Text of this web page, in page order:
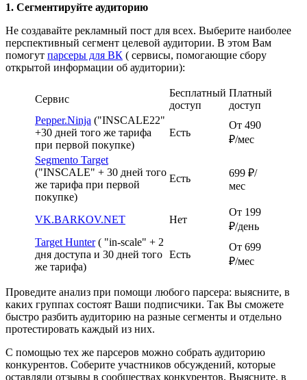
1. Сегментируйте аудиторию
Не создавайте рекламный пост для всех. Выберите наиболее
перспективный сегмент целевой аудитории. В этом Вам
помогут парсеры для ВК ( сервисы, помогающие сбору
открытой информации об аудитории):
Сервис
Бесплатный
доступ
Платный
доступ
Pepper.Ninja ("INSCALE22"
+30 дней того же тарифа
при первой покупке)
Есть
От 490
₽/мес
Segmento Target
("INSCALE" + 30 дней того
же тарифа при первой
покупке)
Есть
699 ₽/
мес
VK.BARKOV.NET Нет
От 199
₽/день
Target Hunter( "in-scale" + 2
дня доступа и 30 дней того
же тарифа)
Есть
От 699
₽/мес
Проведите анализ при помощи любого парсера: выясните, в
каких группах состоят Ваши подписчики. Так Вы сможете
быстро разбить аудиторию на разные сегменты и отдельно
протестировать каждый из них.
С помощью тех же парсеров можно собрать аудиторию
конкурентов. Соберите участников обсуждений, которые
оставляли отзывы в сообществах конкурентов. Выясните, в